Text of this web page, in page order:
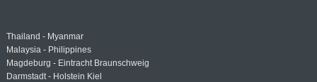
Thailand - Myanmar
Malaysia - Philippines
Magdeburg - Eintracht Braunschweig
Darmstadt - Holstein Kiel